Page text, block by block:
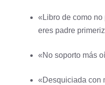
«Libro de como
eres padre
«No soporto más
«Desquiciada con